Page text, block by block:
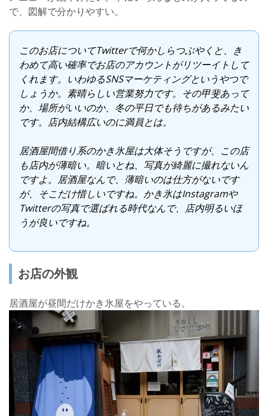
で、図解で分かりやすい。
このお店についてTwitterで何かしらつぶやくと、き
わめて高い確率でお店のアカウントがリツーイトして
くれます。いわゆるSNSマーケティングというやつで
しょうか。素晴らしい営業努力です。その甲斐あって
か、場所がいいのか、冬の平日でも待ちがあるみたい
です。店内結構広いのに満員とは。
居酒屋間借り系のかき氷屋は大体そうですが、この店
も店内が薄暗い。暗いとね、写真が綺麗に撮れないん
ですよ。居酒屋なんで、薄暗いのは仕方がないです
が、そこだけ惜しいですね。かき氷はInstagramや
Twitterの写真で選ばれる時代なんで、店内明るいほ
うが良いですね。
お店の外観
居酒屋が昼間だけかき氷屋をやっている。